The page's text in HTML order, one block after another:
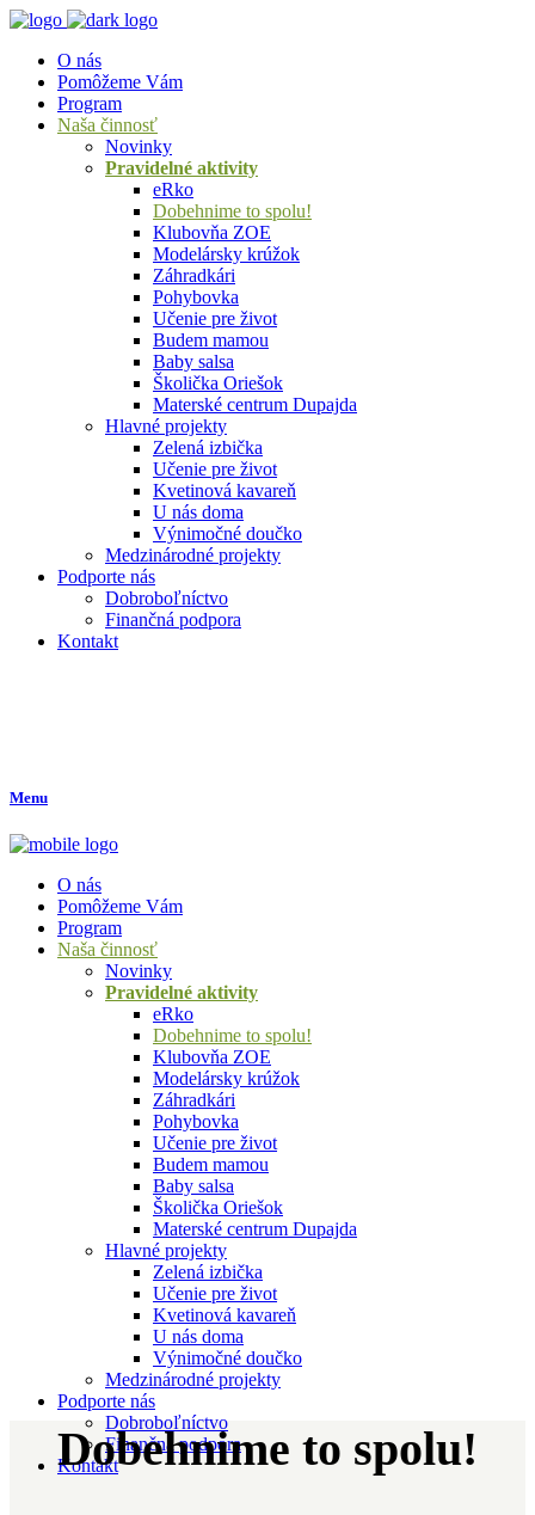
O nás
Pomôžeme Vám
Program
Naša činnosť
Novinky
Pravidelné aktivity
eRko
Dobehnime to spolu!
Klubovňa ZOE
Modelársky krúžok
Záhradkári
Pohybovka
Učenie pre život
Budem mamou
Baby salsa
Školička Oriešok
Materské centrum Dupajda
Hlavné projekty
Zelená izbička
Učenie pre život
Kvetinová kavareň
U nás doma
Výnimočné doučko
Medzinárodné projekty
Podporte nás
Dobroboľníctvo
Finančná podpora
Kontakt
Menu
O nás
Pomôžeme Vám
Program
Naša činnosť
Novinky
Pravidelné aktivity
eRko
Dobehnime to spolu!
Klubovňa ZOE
Modelársky krúžok
Záhradkári
Pohybovka
Učenie pre život
Budem mamou
Baby salsa
Školička Oriešok
Materské centrum Dupajda
Hlavné projekty
Zelená izbička
Učenie pre život
Kvetinová kavareň
U nás doma
Výnimočné doučko
Medzinárodné projekty
Podporte nás
Dobroboľníctvo
Finančná podpora
Kontakt
Dobehnime to spolu!